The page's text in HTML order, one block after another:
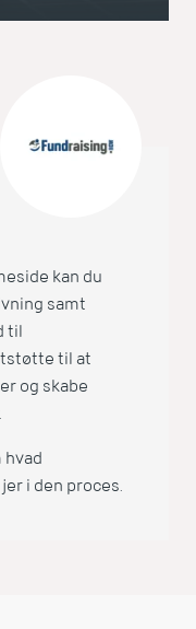
kan du
samt
til
til at
og skabe
i den proces.